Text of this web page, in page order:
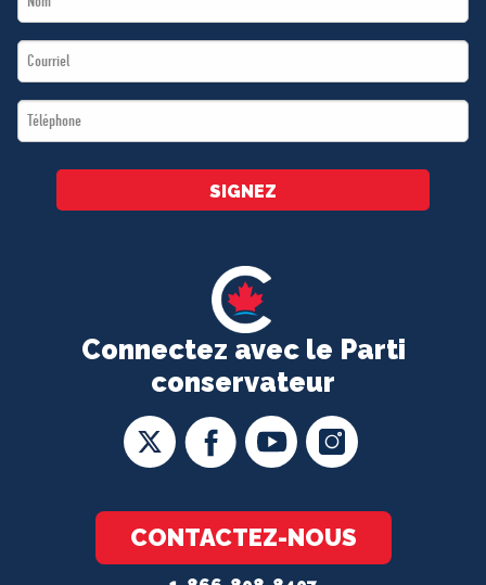
Connectez avec le Parti
conservateur
CONTACTEZ-NOUS
Name
Email
*
Téléphone
*
SIGNEZ